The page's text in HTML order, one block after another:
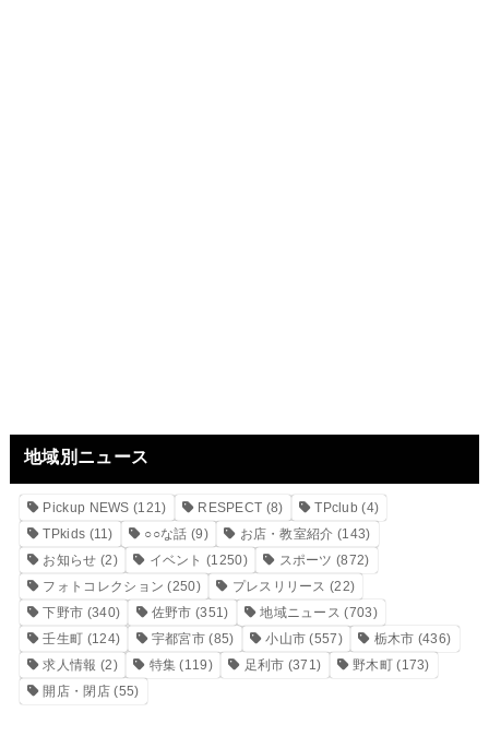
地域別ニュース
Pickup NEWS (121) RESPECT (8) TPclub (4)
TPkids (11) ○○な話 (9) お店・教室紹介 (143)
お知らせ (2) イベント (1250) スポーツ (872)
フォトコレクション (250) プレスリリース (22)
下野市 (340) 佐野市 (351) 地域ニュース (703)
壬生町 (124) 宇都宮市 (85) 小山市 (557) 栃木市 (436)
求人情報 (2) 特集 (119) 足利市 (371) 野木町(173)
開店・閉店(55)